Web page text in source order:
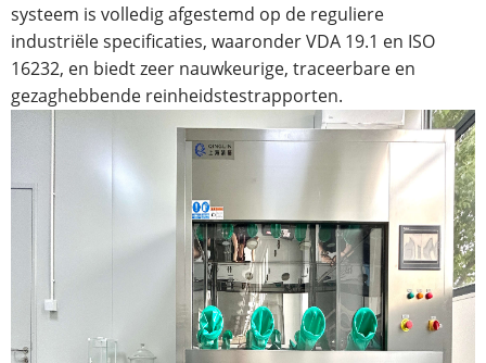
systeem is volledig afgestemd op de reguliere
industriële specificaties, waaronder VDA 19.1 en ISO
16232, en biedt zeer nauwkeurige, traceerbare en
gezaghebbende reinheidstestrapporten.